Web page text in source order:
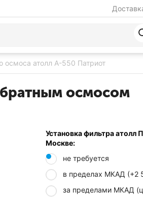
осмоса атолл A-550 Патриот
осмосом
Установка фильтра атолл
Москве:
не требуется
в пределах МКАД (+2
за пределами МКАД